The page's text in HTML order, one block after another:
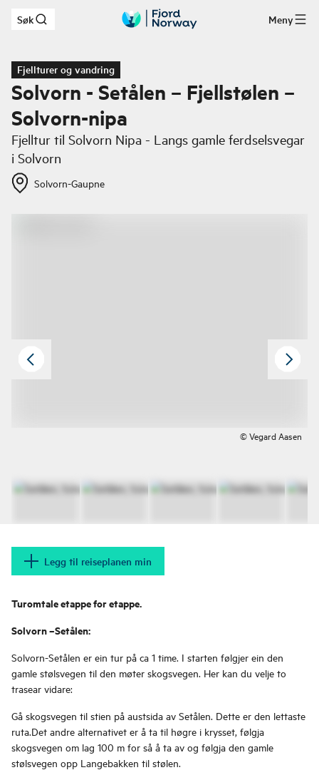
Hopp til hovedinnhold
Søk Meny
Fjellturer og vandring
Solvorn - Setålen – Fjellstølen –
Solvorn-nipa
Fjelltur til Solvorn Nipa - Langs gamle ferdselsvegar
i Solvorn
Solvorn-Gaupne
© Vegard Aasen
Legg til reiseplanen min
Turomtale etappe for etappe.
Solvorn –Setålen:
Solvorn-Setålen er ein tur på ca 1 time. I starten følgjer ein den
gamle stølsvegen til den møter skogsvegen. Her kan du velje to
trasear vidare:
Gå skogsvegen til stien på austsida av Setålen. Dette er den lettaste
ruta.Det andre alternativet er å ta til høgre i krysset, følgja
skogsvegen om lag 100 m for så å ta av og følgja den gamle
stølsvegen opp Langebakken til stølen.